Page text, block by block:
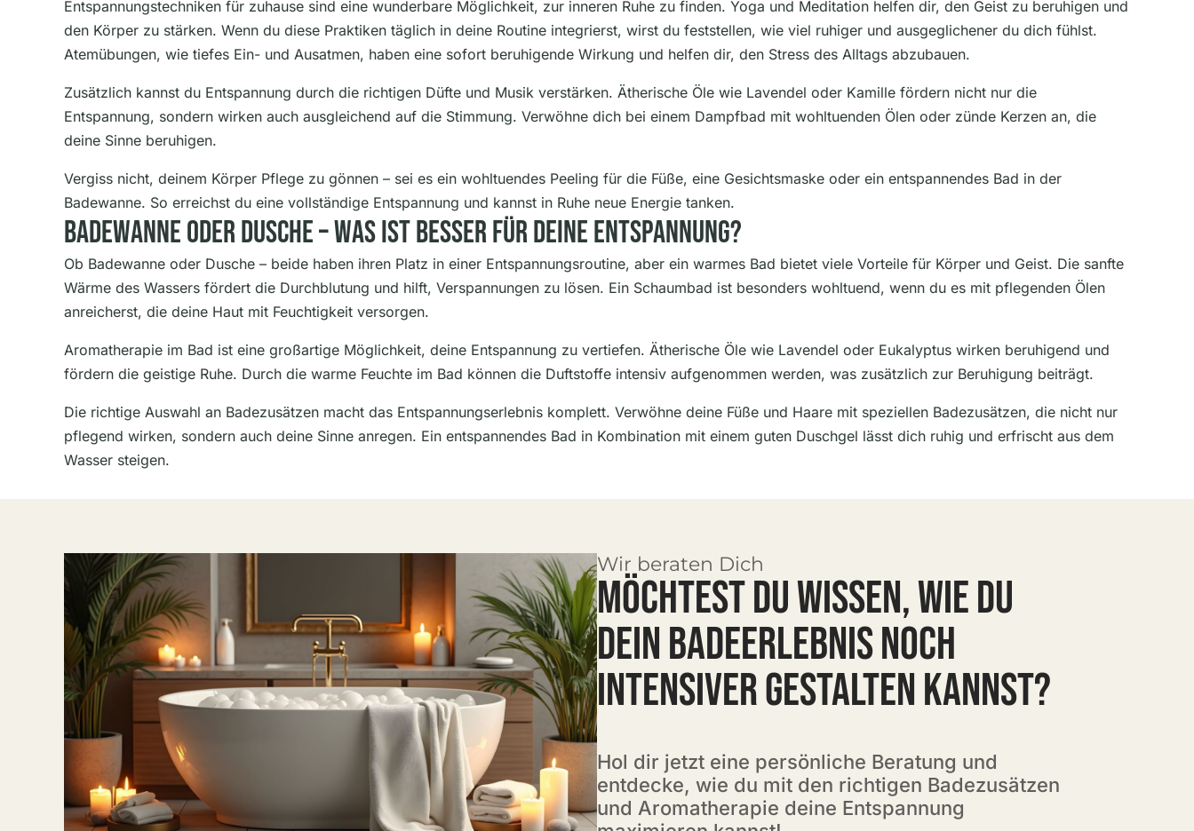
Entspannungstechniken für zuhause sind eine wunderbare Möglichkeit, zur inneren Ruhe zu finden. Yoga und Meditation helfen dir, den Geist zu beruhigen und
den Körper zu stärken. Wenn du diese Praktiken täglich in deine Routine integrierst, wirst du feststellen, wie viel ruhiger und ausgeglichener du dich fühlst.
Atemübungen, wie tiefes Ein- und Ausatmen, haben eine sofort beruhigende Wirkung und helfen dir, den Stress des Alltags abzubauen.
Zusätzlich kannst du Entspannung durch die richtigen Düfte und Musik verstärken. Ätherische Öle wie Lavendel oder Kamille fördern nicht nur die
Entspannung, sondern wirken auch ausgleichend auf die Stimmung. Verwöhne dich bei einem Dampfbad mit wohltuenden Ölen oder zünde Kerzen an, die
deine Sinne beruhigen.
Vergiss nicht, deinem Körper Pflege zu gönnen – sei es ein wohltuendes Peeling für die Füße, eine Gesichtsmaske oder ein entspannendes Bad in der
Badewanne. So erreichst du eine vollständige Entspannung und kannst in Ruhe neue Energie tanken.
Badewanne Oder Dusche – Was Ist Besser Für Deine Entspannung?
Ob Badewanne oder Dusche – beide haben ihren Platz in einer Entspannungsroutine, aber ein warmes Bad bietet viele Vorteile für Körper und Geist. Die sanfte
Wärme des Wassers fördert die Durchblutung und hilft, Verspannungen zu lösen. Ein Schaumbad ist besonders wohltuend, wenn du es mit pflegenden Ölen
anreicherst, die deine Haut mit Feuchtigkeit versorgen.
Aromatherapie im Bad ist eine großartige Möglichkeit, deine Entspannung zu vertiefen. Ätherische Öle wie Lavendel oder Eukalyptus wirken beruhigend und
fördern die geistige Ruhe. Durch die warme Feuchte im Bad können die Duftstoffe intensiv aufgenommen werden, was zusätzlich zur Beruhigung beiträgt.
Die richtige Auswahl an Badezusätzen macht das Entspannungserlebnis komplett. Verwöhne deine Füße und Haare mit speziellen Badezusätzen, die nicht nur
pflegend wirken, sondern auch deine Sinne anregen. Ein entspannendes Bad in Kombination mit einem guten Duschgel lässt dich ruhig und erfrischt aus dem
Wasser steigen.
Wir beraten Dich
MÖCHTEST DU WISSEN, WIE DU
DEIN BADEERLEBNIS NOCH
INTENSIVER GESTALTEN KANNST?
Hol dir jetzt eine persönliche Beratung und
entdecke, wie du mit den richtigen Badezusätzen
und Aromatherapie deine Entspannung